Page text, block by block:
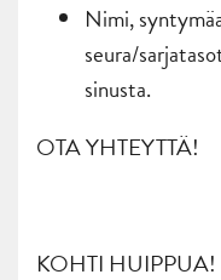
Nimi,
seura/
sinusta.
OTA YHTEYTTÄ!
KOHTI HUIPPUA!